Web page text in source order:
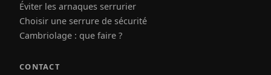
Éviter les arnaques serrurier
Choisir une serrure de sécurité
Cambriolage : que faire ?
CONTACT